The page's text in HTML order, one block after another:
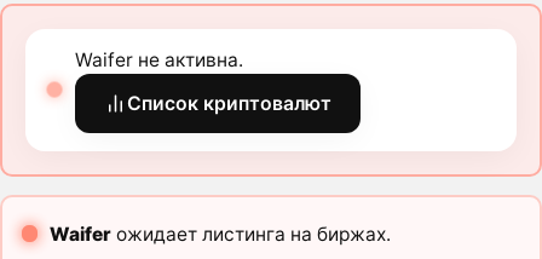
Waifer не активна.
Список криптовалют
Waiferожидает листинга на биржах.